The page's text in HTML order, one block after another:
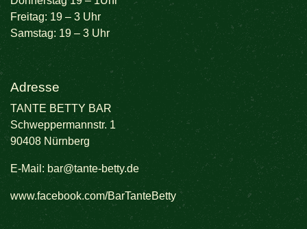
Freitag: 19 – 3 Uhr
Samstag: 19 – 3 Uhr
Adresse
TANTE BETTY BAR
Schweppermannstr. 1
90408 Nürnberg
E-Mail: bar@tante-betty.de
www.facebook.com/BarTanteBetty